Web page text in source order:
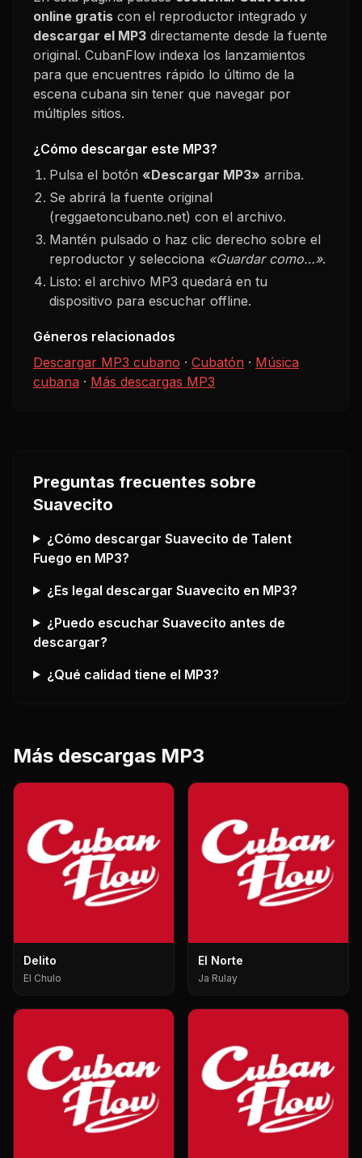
online gratis con el reproductor integrado y
descargar el MP3 directamente desde la fuente
original. CubanFlow indexa los lanzamientos
para que encuentres rápido lo último de la
escena cubana sin tener que navegar por
múltiples sitios.
¿Cómo descargar este MP3?
Pulsa el botón «Descargar MP3» arriba.
Se abrirá la fuente original
(reggaetoncubano.net) con el archivo.
Mantén pulsado o haz clic derecho sobre el
reproductor y selecciona «Guardar como…».
Listo: el archivo MP3 quedará en tu
dispositivo para escuchar offline.
Géneros relacionados
Descargar MP3 cubano · Cubatón · Música
cubana · Más descargas MP3
Preguntas frecuentes sobre
Suavecito
¿Cómo descargar Suavecito de Talent
Fuego en MP3?
¿Es legal descargar Suavecito en MP3?
¿Puedo escuchar Suavecito antes de
descargar?
¿Qué calidad tiene el MP3?
Más descargas MP3
Delito
El Chulo
El Norte
Ja Rulay